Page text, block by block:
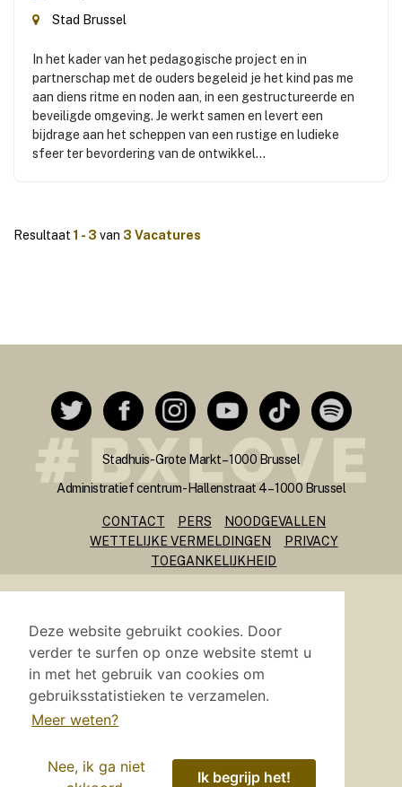
Deze website gebruikt cookies. Door
verder te surfen op onze website stemt u
in met het gebruik van cookies om
gebruiksstatistieken te verzamelen.
Meer weten?
Nee, ik ga niet
Ik begrijp het!
Stad Brussel
In het kader van het pedagogische project en in
partnerschap met de ouders begeleid je het kind pas me
aan diens ritme en noden aan, in een gestructureerde en
beveiligde omgeving. Je werkt samen en levert een
bijdrage aan het scheppen van een rustige en ludieke
sfeer ter bevordering van de ontwikkel...
Resultaat 1 - 3 van 3 Vacatures
Stadhuis - Grote Markt – 1000 Brussel
Administratief centrum - Hallenstraat 4 – 1000 Brussel
CONTACT PERS
NOODGEVALLEN
WETTELIJKE VERMELDINGEN
PRIVACY
TOEGANKELIJKHEID